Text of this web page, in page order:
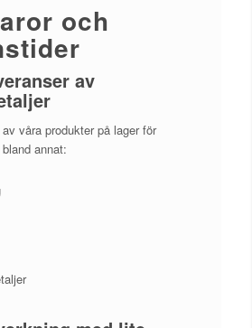
och
av
våra produkter på lager för
annat: